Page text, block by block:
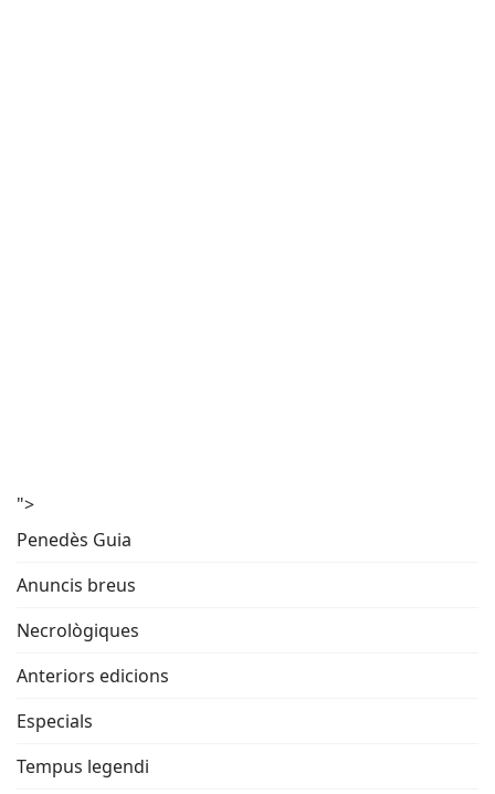
">
Penedès Guia
Anuncis breus
Necrològiques
Anteriors edicions
Especials
Tempus legendi